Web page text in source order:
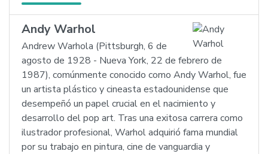
Andy Warhol
Andrew Warhola (Pittsburgh, 6 de
agosto de 1928 - Nueva York, 22 de febrero de
1987), comúnmente conocido como Andy Warhol, fue
un artista plástico y cineasta estadounidense que
desempeñó un papel crucial en el nacimiento y
desarrollo del pop art. Tras una exitosa carrera como
ilustrador profesional, Warhol adquirió fama mundial
por su trabajo en pintura, cine de vanguardia y